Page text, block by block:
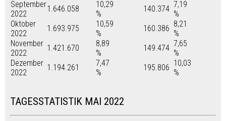
September
2022
1.646.058
10,29
%
140.374 7,19
%
Oktober
2022
1.693.975
10,59
%
160.386 8,21
%
November
2022
1.421.670
8,89
%
149.474 7,65
%
Dezember
2022
1.194.261
7,47
%
195.806 10,03
%
TAGESSTATISTIK MAI 2022